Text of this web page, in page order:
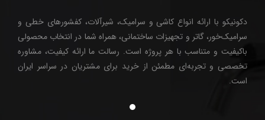
دکونیکو با ارائه انواع کاشی و سرامیک، شیرآلات، کفشورهای خطی و
سرامیک‌خور، گاتر و تجهیزات ساختمانی، همراه شما در انتخاب محصولی
باکیفیت و متناسب با هر پروژه است. رسالت ما ارائه کیفیت، مشاوره
تخصصی و تجربه‌ای مطمئن از خرید برای مشتریان در سراسر ایران
است.